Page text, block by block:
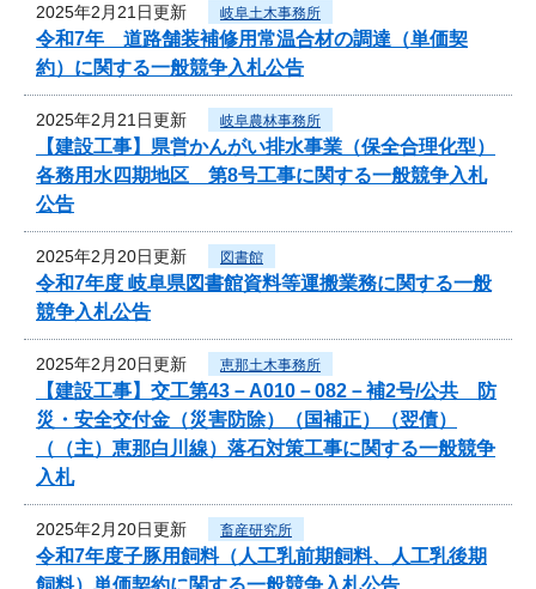
2025年2月21日更新 岐阜土木事務所
令和7年 道路舗装補修用常温合材の調達（単価契
約）に関する一般競争入札公告
2025年2月21日更新 岐阜農林事務所
【建設工事】県営かんがい排水事業（保全合理化型）
各務用水四期地区 第8号工事に関する一般競争入札
公告
2025年2月20日更新 図書館
令和7年度 岐阜県図書館資料等運搬業務に関する一般
競争入札公告
2025年2月20日更新 恵那土木事務所
【建設工事】交工第43－A010－082－補2号/公共 防
災・安全交付金（災害防除）（国補正）（翌債）
（（主）恵那白川線）落石対策工事に関する一般競争
入札
2025年2月20日更新 畜産研究所
令和7年度子豚用飼料（人工乳前期飼料、人工乳後期
飼料）単価契約に関する一般競争入札公告